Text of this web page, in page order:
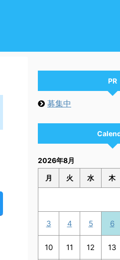
PR
募集中
2026年8月
月 火 水 木
3 4 5 6
10 11 12 13